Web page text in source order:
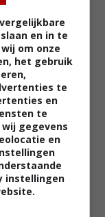
enkele
in het
dat hij zo
zal brengen
je
Preston
Angarano
en in te
om onze
het gebruik
te
en
te
gegevens
en
instellingen